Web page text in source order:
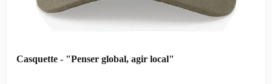
Casquette - "Penser global, agir local"